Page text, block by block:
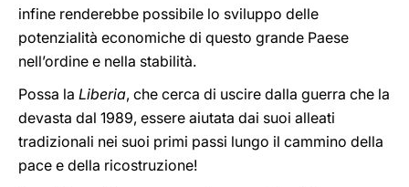
infine renderebbe possibile lo sviluppo delle
potenzialità economiche di questo grande Paese
nell’ordine e nella stabilità.
Possa la Liberia, che cerca di uscire dalla guerra che la
devasta dal 1989, essere aiutata dai suoi alleati
tradizionali nei suoi primi passi lungo il cammino della
pace e della ricostruzione!